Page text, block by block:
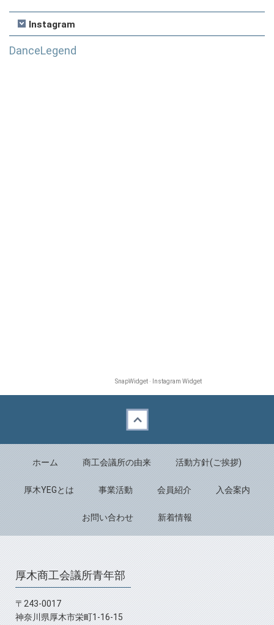
Instagram
DanceLegend
SnapWidget · Instagram Widget
ホーム 商工会議所の由来 活動方針(ご挨拶)
厚木YEGとは 事業活動 会員紹介 入会案内
お問い合わせ 新着情報
厚木商工会議所青年部
〒243-0017
神奈川県厚木市栄町1-16-15
Back to top